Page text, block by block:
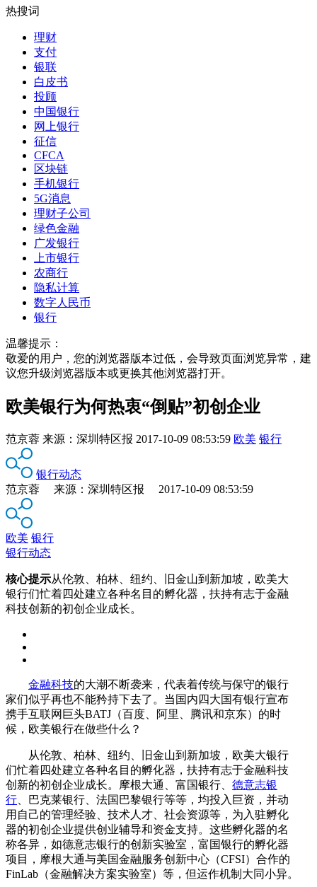
热搜词
理财
支付
银联
白皮书
投顾
中国银行
网上银行
征信
CFCA
区块链
手机银行
5G消息
理财子公司
绿色金融
广发银行
上市银行
农商行
隐私计算
数字人民币
银行
温馨提示：
敬爱的用户，您的浏览器版本过低，会导致页面浏览异常，建
议您升级浏览器版本或更换其他浏览器打开。
欧美银行为何热衷“倒贴”初创企业
范京蓉 来源： 深圳特区报 2017-10-09 08:53:59 欧美 银行
银行动态
范京蓉 来源：深圳特区报 2017-10-09 08:53:59
欧美 银行
银行动态
核心提示从伦敦、柏林、纽约、旧金山到新加坡，欧美大
银行们忙着四处建立各种名目的孵化器，扶持有志于金融
科技创新的初创企业成长。
金融科技的大潮不断袭来，代表着传统与保守的银行
家们似乎再也不能矜持下去了。当国内四大国有银行宣布
携手互联网巨头BATJ（百度、阿里、腾讯和京东）的时
候，欧美银行在做些什么？
从伦敦、柏林、纽约、旧金山到新加坡，欧美大银行
们忙着四处建立各种名目的孵化器，扶持有志于金融科技
创新的初创企业成长。摩根大通、富国银行、 德意志银
行 、巴克莱银行、法国巴黎银行等等，均投入巨资，并动
用自己的管理经验、技术人才、社会资源等，为入驻孵化
器的初创企业提供创业辅导和资金支持。这些孵化器的名
称各异，如德意志银行的创新实验室，富国银行的孵化器
项目，摩根大通与美国金融服务创新中心（CFSI）合作的
FinLab（金融解决方案实验室）等，但运作机制大同小异。